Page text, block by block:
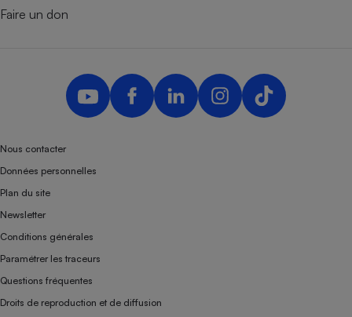
Faire un don
Nous contacter
Données personnelles
Plan du site
Newsletter
Conditions générales
Paramétrer les traceurs
Questions fréquentes
Droits de reproduction et de diffusion